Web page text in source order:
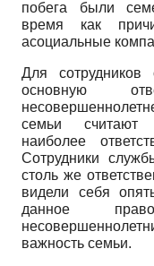
побега были
время как
асоциальные
Для
основную
семьи считают
наиболее
Сотрудники
столь же
видели себя
данное
важность семьи.